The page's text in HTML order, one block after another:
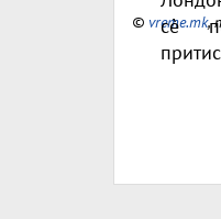
© vreme.mk,